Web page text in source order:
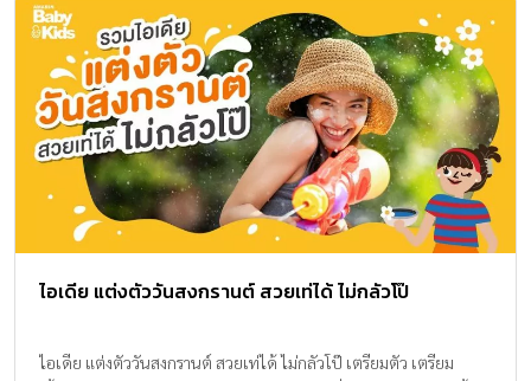
ไอเดีย แต่งตัววันสงกรานต์ สวยเท่ได้ ไม่กลัวโป๊
ไอเดีย แต่งตัววันสงกรานต์ สวยเท่ได้ ไม่กลัวโป๊ เตรียมตัว เตรียม